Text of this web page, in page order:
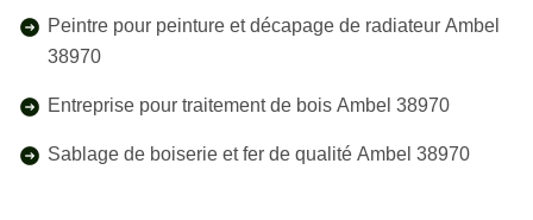
Peintre pour peinture et décapage de radiateur Ambel
38970
Entreprise pour traitement de bois Ambel 38970
Sablage de boiserie et fer de qualité Ambel 38970